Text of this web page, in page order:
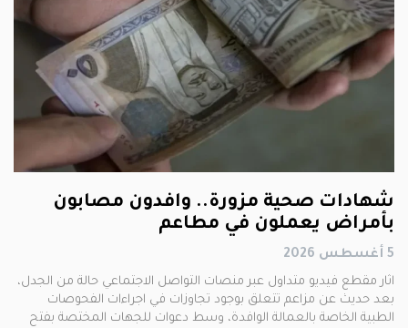
شهادات صحية مزورة.. وافدون مصابون
بأمراض يعملون في مطاعم
5 أغسطس 2026
اثار مقطع فيديو متداول عبر منصات التواصل الاجتماعي حالة من الجدل،
بعد حديث عن مزاعم تتعلق بوجود تجاوزات في اجراءات الفحوصات
الطبية الخاصة بالعمالة الوافدة، وسط دعوات للجهات المختصة بفتح